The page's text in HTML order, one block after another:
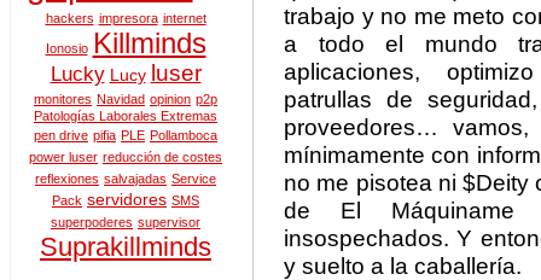
hackers impresora internet
Ionosio Killminds
Lucky Lucy luser
monitores Navidad opinion p2p
Patologías Laborales Extremas
pen drive pifia PLE Pollamboca
power luser reducción de costes
reflexiones salvajadas Service
Pack servidores SMS
superpoderes supervisor
Suprakillminds
trabajo y no me meto
a todo el mundo
aplicaciones,
patrullas de
proveedores…
mínimamente con
no me pisotea ni $Deity
de El Máquiname
insospechados. Y
y suelto a la caballería.